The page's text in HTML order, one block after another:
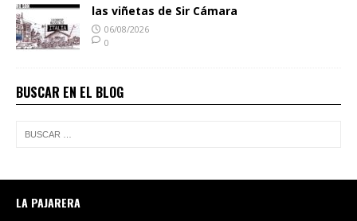
las viñetas de Sir Cámara
06/08/2026
0
BUSCAR EN EL BLOG
LA PAJARERA